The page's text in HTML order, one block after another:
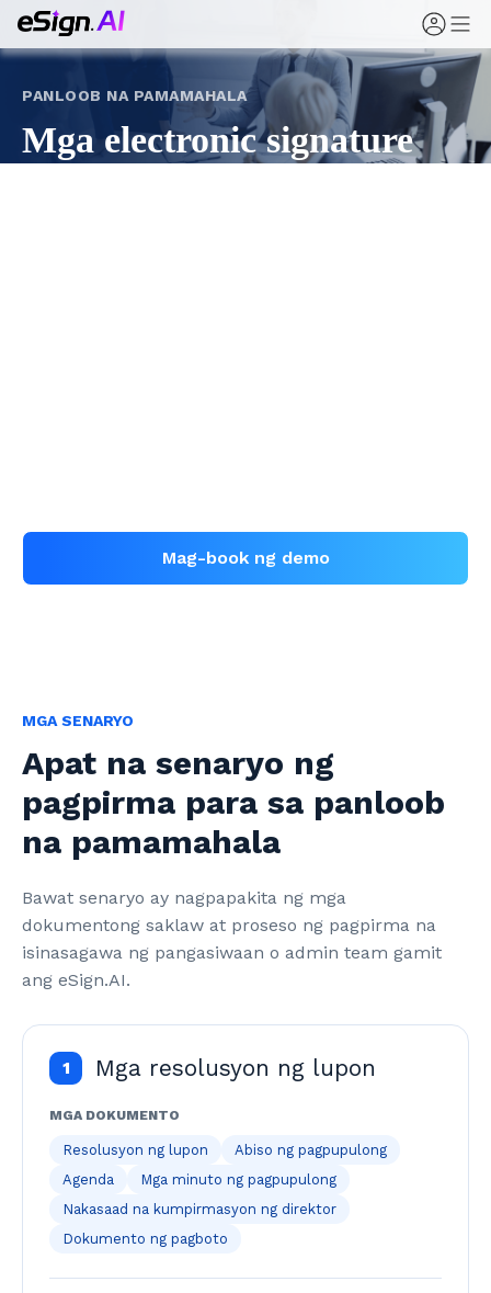
PANLOOB NA PAMAMAHALA
Mga electronic signature
Mag-book ng demo
MGA SENARYO
Apat na senaryo ng
pagpirma para sa panloob
na pamamahala
Bawat senaryo ay nagpapakita ng mga
dokumentong saklaw at proseso ng pagpirma na
isinasagawa ng pangasiwaan o admin team gamit
ang eSign.AI.
1 Mga resolusyon ng lupon
MGA DOKUMENTO
Resolusyon ng lupon
Abiso ng pagpupulong
Agenda
Mga minuto ng pagpupulong
Nakasaad na kumpirmasyon ng direktor
Dokumento ng pagboto